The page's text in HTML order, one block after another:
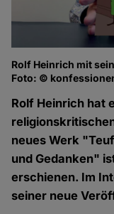
Rolf Heinrich mit
Foto: ©
Rolf Heinrich hat
neues Werk
und Gedanken"
erschienen. Im
seiner neue